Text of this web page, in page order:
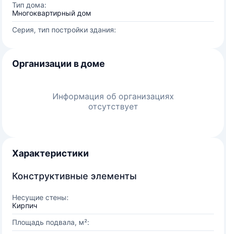
Тип дома:
Многоквартирный дом
Серия, тип постройки здания:
Организации в доме
Информация об организациях
отсутствует
Характеристики
Конструктивные элементы
Несущие стены:
Кирпич
Площадь подвала, м²: